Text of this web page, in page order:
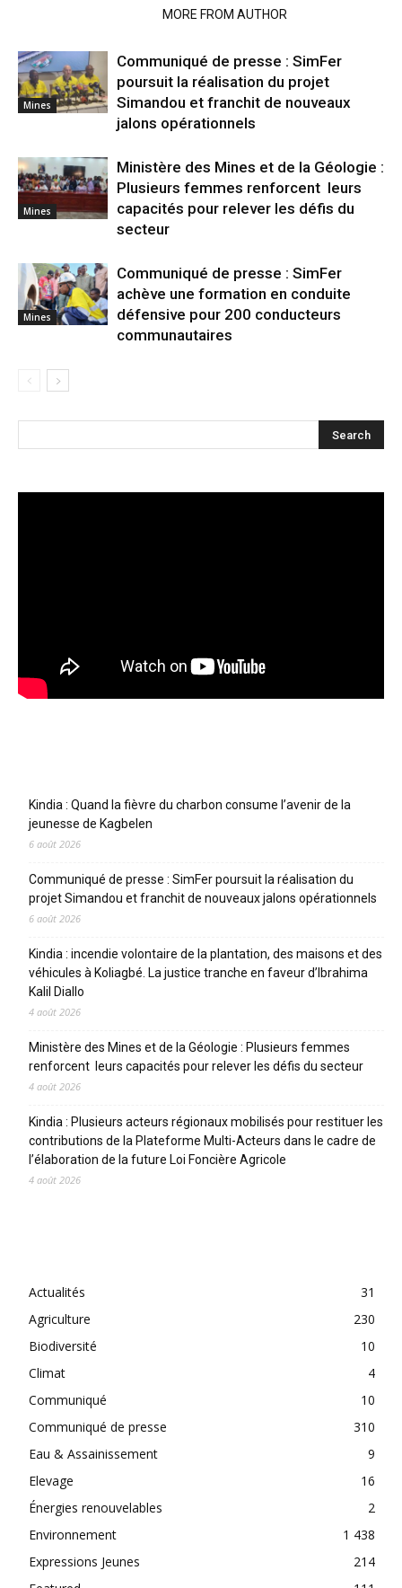
MORE FROM AUTHOR
Mines
Communiqué de presse : SimFer
poursuit la réalisation du projet
Simandou et franchit de nouveaux
jalons opérationnels
Mines
Ministère des Mines et de la Géologie :
Plusieurs femmes renforcent leurs
capacités pour relever les défis du
secteur
Mines
Communiqué de presse : SimFer
achève une formation en conduite
défensive pour 200 conducteurs
communautaires
Kindia : Quand la fièvre du charbon consume l’avenir de la
jeunesse de Kagbelen
6 août 2026
Communiqué de presse : SimFer poursuit la réalisation du
projet Simandou et franchit de nouveaux jalons opérationnels
6 août 2026
Kindia : incendie volontaire de la plantation, des maisons et des
véhicules à Koliagbé. La justice tranche en faveur d’Ibrahima
Kalil Diallo
4 août 2026
Ministère des Mines et de la Géologie : Plusieurs femmes
renforcent leurs capacités pour relever les défis du secteur
4 août 2026
Kindia : Plusieurs acteurs régionaux mobilisés pour restituer les
contributions de la Plateforme Multi-Acteurs dans le cadre de
l’élaboration de la future Loi Foncière Agricole
4 août 2026
Actualités
31
Agriculture
230
Biodiversité
10
Climat
4
Communiqué
10
Communiqué de presse
310
Eau & Assainissement
9
Elevage
16
Énergies renouvelables
2
Environnement
1 438
Expressions Jeunes
214